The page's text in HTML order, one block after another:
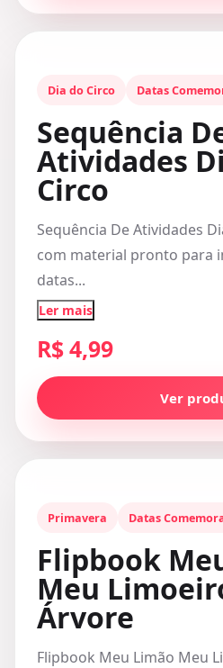
Dia do Circo Datas
Sequência
Atividades
Circo
Sequência De Atividades
com material pronto para
datas...
Ler mais
R$ 4,99
Ver
Primavera Datas
Flipbook
Meu
Árvore
Flipbook Meu Limão Meu